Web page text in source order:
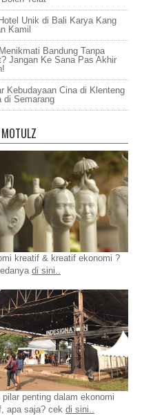
Unik di Bali Karya Kang
Kamil
Bandung Tanpa
Jangan Ke Sana Pas Akhir
Kebudayaan Cina di Klenteng
di Semarang
kreatif & kreatif ekonomi ?
di sini..
pilar penting dalam ekonomi
apa saja? cek di sini..